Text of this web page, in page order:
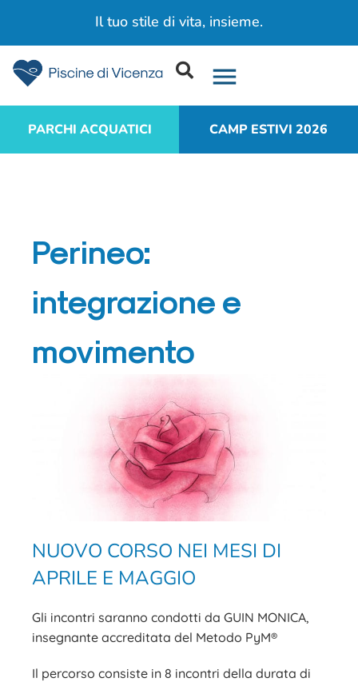
Il tuo stile di vita, insieme.​
PARCHI ACQUATICI CAMP ESTIVI 2026
Perineo:
integrazione e
movimento
NUOVO CORSO NEI MESI DI
APRILE E MAGGIO
Gli incontri saranno condotti da GUIN MONICA,
insegnante accreditata del Metodo PyM®
Il percorso consiste in 8 incontri della durata di